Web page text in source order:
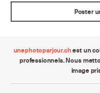
unephotoparjour.chest un
professionnels. Nous
image